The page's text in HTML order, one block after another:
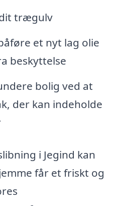
trægulv
et nyt lag olie
beskyttelse
bolig ved at
der kan indeholde
i Jegind kan
får et friskt og